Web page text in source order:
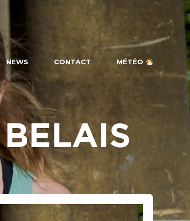
NEWS CONTACT MÉTÉO